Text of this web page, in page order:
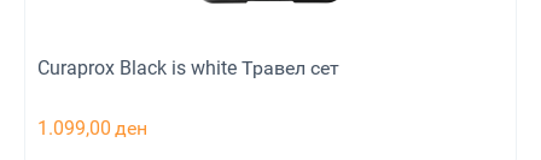
Curaprox Black is white Травел сет
1.099,00 ден